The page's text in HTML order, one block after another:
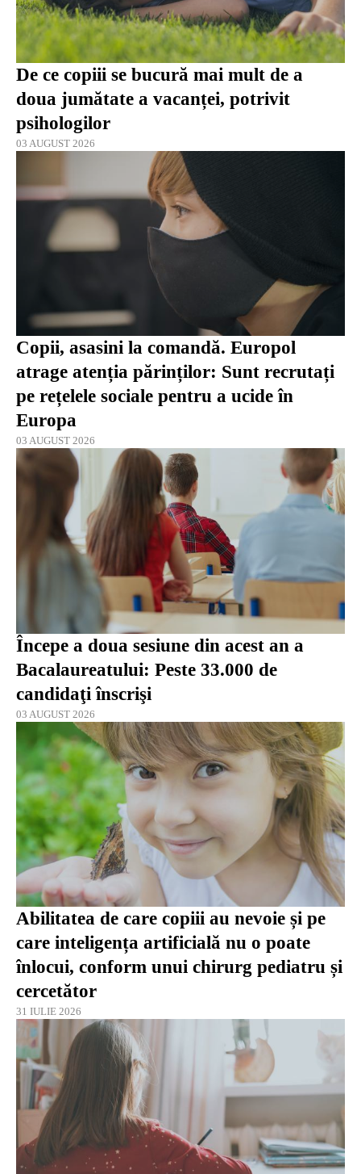
De ce copiii se bucură mai mult de a
doua jumătate a vacanței, potrivit
psihologilor
03 AUGUST 2026
Copii, asasini la comandă. Europol
atrage atenția părinților: Sunt recrutați
pe rețelele sociale pentru a ucide în
Europa
03 AUGUST 2026
Începe a doua sesiune din acest an a
Bacalaureatului: Peste 33.000 de
candidaţi înscrişi
03 AUGUST 2026
Abilitatea de care copiii au nevoie și pe
care inteligența artificială nu o poate
înlocui, conform unui chirurg pediatru și
cercetător
31 IULIE 2026